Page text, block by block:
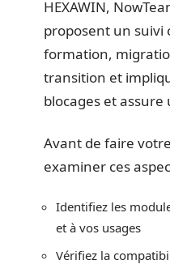
HEXAWIN,
proposent un suivi
formation,
transition et
blocages et
Avant de faire
examiner ces
Identifiez les
et à vos usages
Vérifiez la